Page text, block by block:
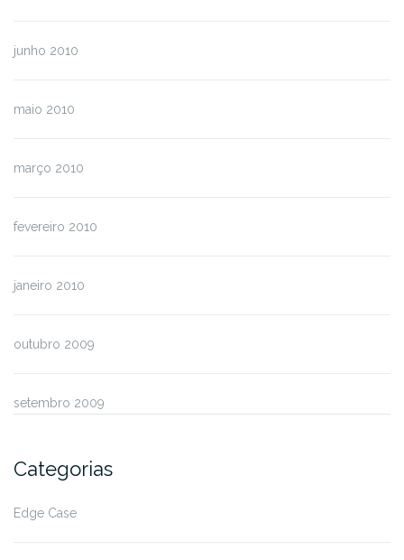
junho 2010
maio 2010
março 2010
fevereiro 2010
janeiro 2010
outubro 2009
setembro 2009
Categorias
Edge Case